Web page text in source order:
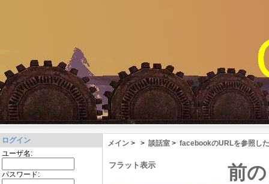
ログイン
ユーザ名:
パスワード:
メイン > > 談話室 > facebookのURLを参照し
フラット表示 前